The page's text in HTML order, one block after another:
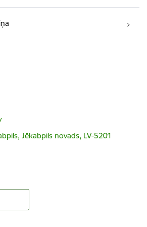
Jēkabpils novads, LV-5201